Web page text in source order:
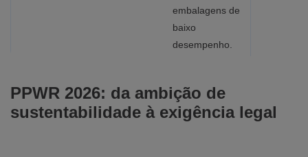
embalagens de
baixo
desempenho.
PPWR 2026: da ambição de
sustentabilidade à exigência legal